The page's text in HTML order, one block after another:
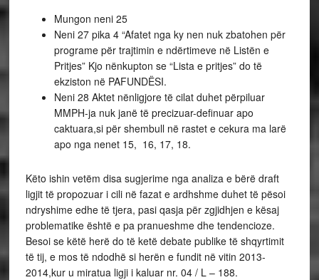
Mungon neni 25
Neni 27 pika 4 “Afatet nga ky nen nuk zbatohen për
programe për trajtimin e ndërtimeve në Listën e
Pritjes” Kjo nënkupton se “Lista e pritjes” do të
ekziston në PAFUNDËSI.
Neni 28 Aktet nënligjore të cilat duhet përpiluar
MMPH-ja nuk janë të precizuar-definuar apo
caktuara,si për shembull në rastet e cekura ma larë
apo nga nenet 15, 16, 17, 18.
Këto ishin vetëm disa sugjerime nga analiza e bërë draft
ligjit të propozuar i cili në fazat e ardhshme duhet të pësoi
ndryshime edhe të tjera, pasi qasja për zgjidhjen e kësaj
problematike është e pa pranueshme dhe tendencioze.
Besoi se këtë herë do të ketë debate publike të shqyrtimit
të tij, e mos të ndodhë si herën e fundit në vitin 2013-
2014,kur u miratua ligji i kaluar nr. 04 / L – 188.